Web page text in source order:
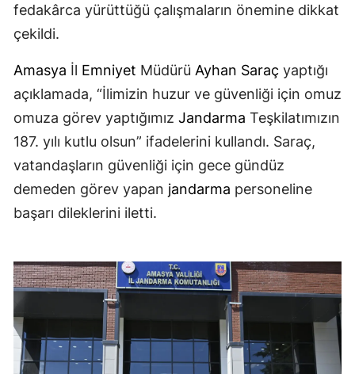
fedakârca yürüttüğü çalışmaların önemine dikkat
çekildi.
Amasya İl Emniyet Müdürü Ayhan Saraç yaptığı
açıklamada, “İlimizin huzur ve güvenliği için omuz
omuza görev yaptığımız Jandarma Teşkilatımızın
187. yılı kutlu olsun” ifadelerini kullandı. Saraç,
vatandaşların güvenliği için gece gündüz
demeden görev yapan jandarma personeline
başarı dileklerini iletti.